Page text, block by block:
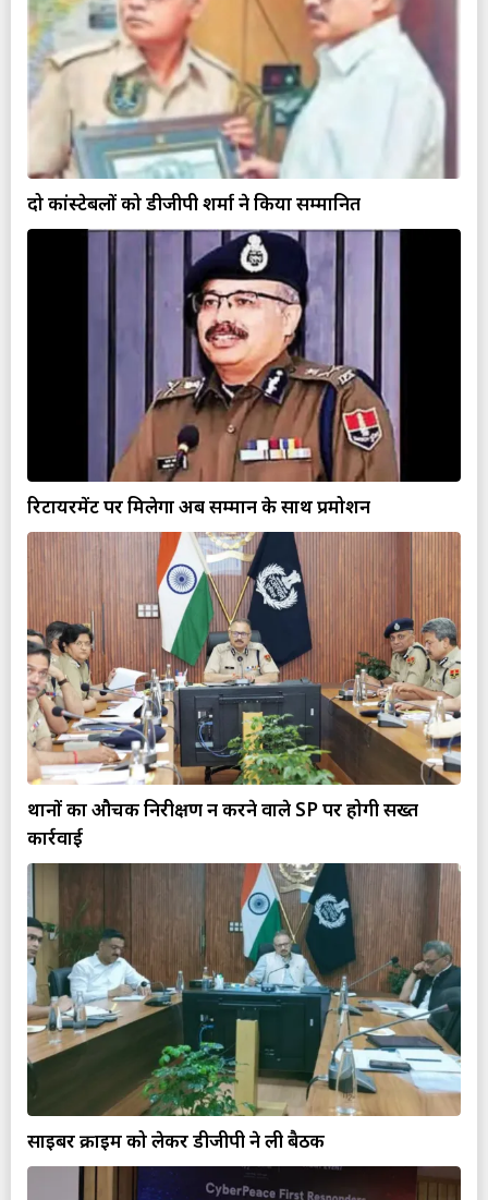
दो कांस्टेबलों को डीजीपी शर्मा ने किया सम्मानित
रिटायरमेंट पर मिलेगा अब सम्मान के साथ प्रमोशन
थानों का औचक निरीक्षण न करने वाले SP पर होगी सख्त
कार्रवाई
साइबर क्राइम को लेकर डीजीपी ने ली बैठक